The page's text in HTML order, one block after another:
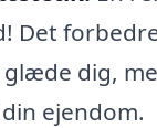
Det
dig,
ejendom.